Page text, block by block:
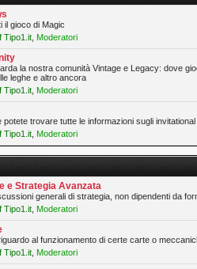
il gioco di Magic
Tipo1.it Moderatori
la nostra comunità Vintage e Legacy: dove
leghe e altro ancora
Tipo1.it Moderatori
potete trovare tutte le informazioni sugli
Tipo1.it Moderatori
e Strategia Avanzata
generali di strategia, non dipendenti da
Tipo1.it Moderatori
al funzionamento di certe carte o
Tipo1.it Moderatori